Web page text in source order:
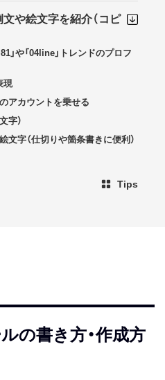
や絵文字を紹介（コピ
」や「04line」トレンドのプロフ
現
アカウントを乗せる
字）
文字（仕切りや箇条書きに便利）
Tips
の書き方・作成方